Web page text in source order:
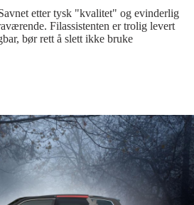
etter tysk "kvalitet" og evinderlig
Filassistenten er trolig levert
bør rett å slett ikke bruke